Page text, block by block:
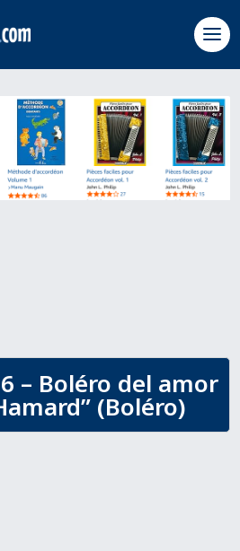
– Boléro del amor
(Boléro)